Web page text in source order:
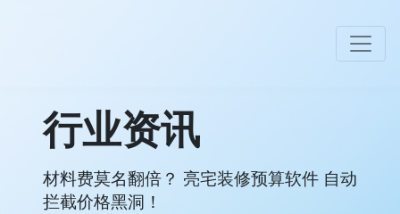
行业资讯
材料费莫名翻倍？ 亮宅装修预算软件 自动
拦截价格黑洞！